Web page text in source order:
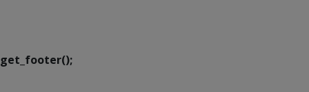
get_footer();